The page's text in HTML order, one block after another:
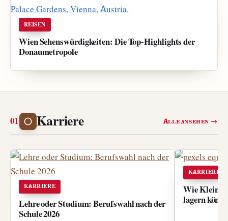
REISEN
Wien Sehenswürdigkeiten: Die Top-Highlights der
Donaumetropole
Karriere Alle ansehen →
KARRIERE
Lehre oder Studium: Berufswahl nach der
Schule 2026
KARRIERE
Wie
lagern